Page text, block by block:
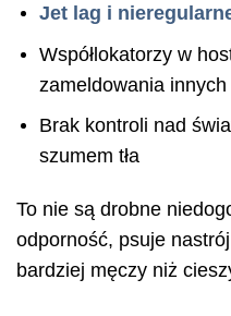
Jet lag i
Współlokatorzy w
zameldowania innych
Brak kontroli nad
szumem tła
To nie są drobne
odporność, psuje
bardziej męczy niż